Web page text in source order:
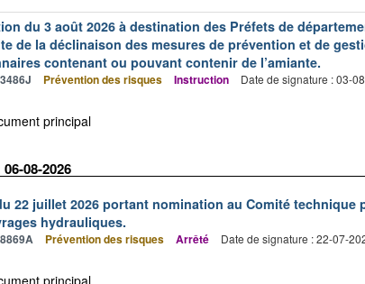
du 3 août 2026 à destination des Préfets de
de la déclinaison des mesures de prévention et de
contenant ou pouvant contenir de l’amiante.
Prévention des risques Instruction Date de signature : 03-
principal
08-2026
22 juillet 2026 portant nomination au Comité technique
hydrauliques.
Prévention des risques Arrêté Date de signature : 22-07-
principal